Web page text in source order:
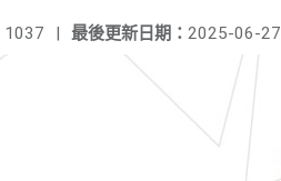
最後更新日期： 2025-06-27
1037 |